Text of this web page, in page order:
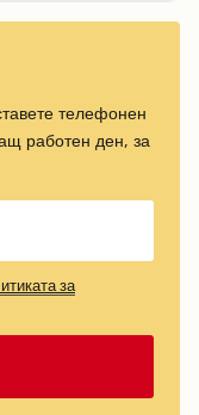
телефонен
работен ден, за
за